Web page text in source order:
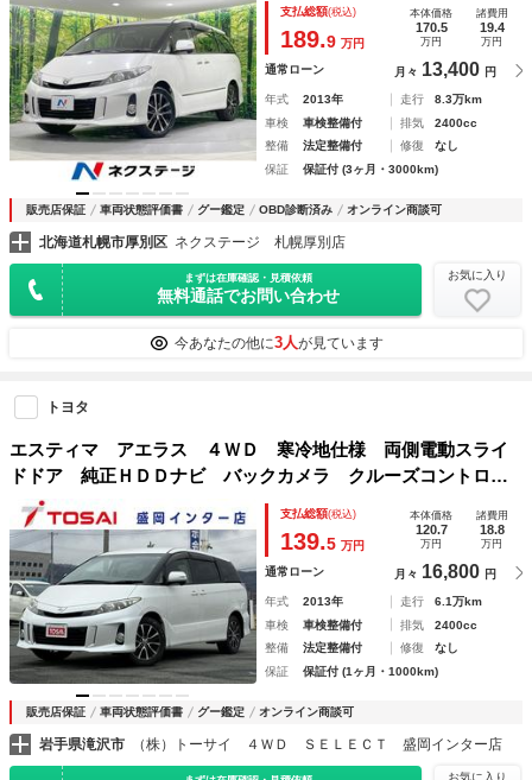
Ｄヘッド ＥＴＣ リアオートエアコン 純正１８ＡＷ ステ
アリングスイッチ
支払総額(税込)
189.9 万円
本体価格
170.5
万円
諸費用
19.4
万円
通常ローン 月々 13,400 円
年式 2013年 走行
8.3万km
車検
車検整備付 排気
2400cc
整備
法定整備付 修復
なし
保証
保証付 (3ヶ月・3000km)
販売店保証 車両状態評価書 グー鑑定 OBD診断済み オンライン商談可
北海道札幌市厚別区 ネクステージ 札幌厚別店
まずは在庫確認・見積依頼
無料通話でお問い合わせ
お気に入り
今あなたの他に3人が見ています
トヨタ
エスティマ アエラス ４ＷＤ 寒冷地仕様 両側電動スライ
ドドア 純正ＨＤＤナビ バックカメラ クルーズコントロー
ル ＨＩＤヘッドライト フォグライト オートライト オー
トエアコン 純正１７インチアルミ 電動格納ミラー
支払総額(税込)
139.5 万円
本体価格
120.7
万円
諸費用
18.8
万円
通常ローン 月々 16,800 円
年式 2013年 走行
6.1万km
車検
車検整備付 排気
2400cc
整備
法定整備付 修復
なし
保証
保証付 (1ヶ月・1000km)
販売店保証 車両状態評価書 グー鑑定 オンライン商談可
岩手県滝沢市 （株）トーサイ ４ＷＤ ＳＥＬＥＣＴ 盛岡インター店
お気に入り